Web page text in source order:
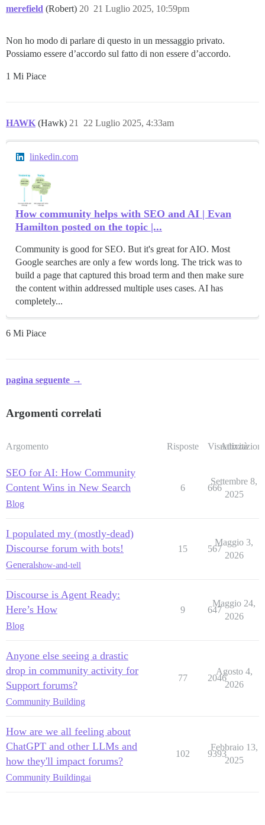
merefield (Robert) 21 Luglio 2025, 10:59pm
20
Non ho modo di parlare di questo in un messaggio privato.
Possiamo essere d’accordo sul fatto di non essere d’accordo.
1 Mi Piace
HAWK (Hawk) 22 Luglio 2025, 4:33am
21
linkedin.com
How community helps with SEO and AI | Evan
Hamilton posted on the topic |...
Community is good for SEO. But it's great for AIO. Most
Google searches are only a few words long. The trick was to
build a page that captured this broad term and then make sure
the content within addressed multiple uses cases. AI has
completely...
6 Mi Piace
pagina seguente →
Argomenti correlati
Argomento Risposte Visualizzazioni
Attività
SEO for AI: How Community
Content Wins in New Search
Blog
6 666
Settembre 8,
2025
I populated my (mostly-dead)
Discourse forum with bots!
Generalshow-and-tell
15 567
Maggio 3,
2026
Discourse is Agent Ready:
Here’s How
Blog
9 647
Maggio 24,
2026
Anyone else seeing a drastic
drop in community activity for
Support forums?
Community Building
77 2046
Agosto 4,
2026
How are we all feeling about
ChatGPT and other LLMs and
how they'll impact forums?
Community Buildingai
102 9393
Febbraio 13,
2025